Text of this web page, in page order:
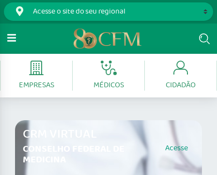
EMPRESAS MÉDICOS CIDADÃO
CRM VIRTUAL
CONSELHO FEDERAL DE
MEDICINA
Acesse